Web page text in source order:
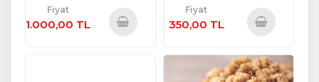
Fiyat
1.000,00 TL
Fiyat
350,00 TL
Ekle